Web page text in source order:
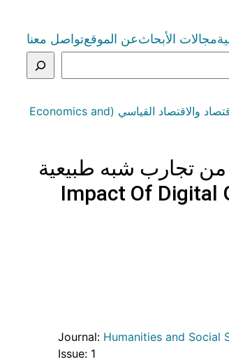
مجالات الأبحاثعن الموقعتواصل معنا
التصنيف: الاقتصاد والاقتصاد القياسي (Economics and
من تجارب شبه طبيعية
Impact Of Digital
Journal: Humanities and Social
Issue: 1